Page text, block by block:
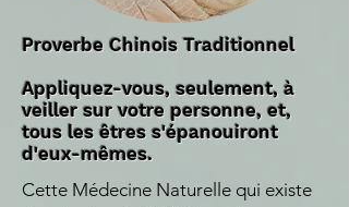
Proverbe Chinois Traditionnel
Appliquez-vous, seulement, à
veiller sur votre personne, et,
tous les êtres s'épanouiront
d'eux-mêmes.
Cette Médecine Naturelle qui existe